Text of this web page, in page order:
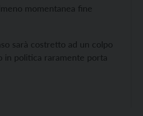
momentanea fine
sarà costretto ad un colpo
in politica raramente porta